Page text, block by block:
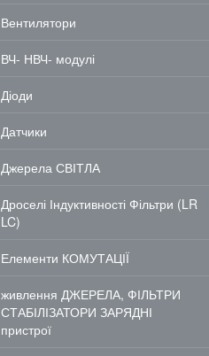
Вентилятори
ВЧ- НВЧ- модулі
Діоди
Датчики
Джерела СВІТЛА
Дроселі Індуктивності Фільтри (LR
LC)
Елементи КОМУТАЦІЇ
живлення ДЖЕРЕЛА, ФІЛЬТРИ
СТАБІЛІЗАТОРИ ЗАРЯДНІ
пристрої